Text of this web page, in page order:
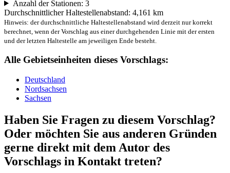
Anzahl der Stationen: 3
Durchschnittlicher Haltestellenabstand: 4,161 km
Hinweis: der durchschnittliche Haltestellenabstand wird derzeit nur korrekt
berechnet, wenn der Vorschlag aus einer durchgehenden Linie mit der ersten
und der letzten Haltestelle am jeweiligen Ende besteht.
Alle Gebietseinheiten dieses Vorschlags:
Deutschland
Nordsachsen
Sachsen
Haben Sie Fragen zu diesem Vorschlag?
Oder möchten Sie aus anderen Gründen
gerne direkt mit dem Autor des
Vorschlags in Kontakt treten?